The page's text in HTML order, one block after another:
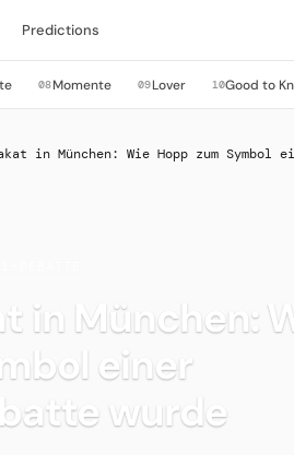
Predictions
08Momente 09Lover 10Good to
in München: Wie Hopp zum Symbol
in München:
einer
wurde